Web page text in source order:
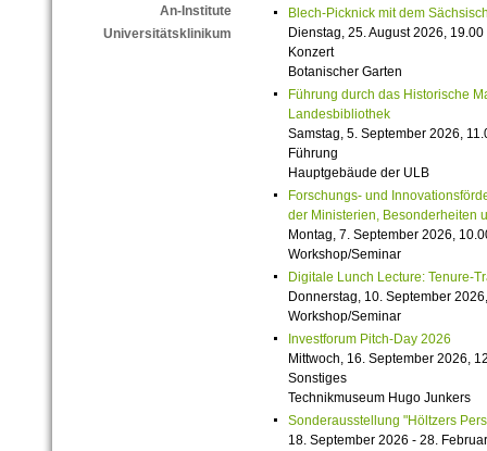
An-Institute
Universitätsklinikum
Blech-Picknick mit dem
Dienstag, 25. August 2026,
Konzert
Botanischer Garten
Führung durch das Historische
Landesbibliothek
Samstag, 5. September 2026,
Führung
Hauptgebäude der ULB
Forschungs- und
der Ministerien, Besonderheiten
Montag, 7. September 2026,
Workshop/Seminar
Digitale Lunch Lecture: Tenure-
Donnerstag, 10. September
Workshop/Seminar
Investforum Pitch-Day 2026
Mittwoch, 16. September 2026,
Sonstiges
Technikmuseum Hugo Junkers
Sonderausstellung "Höltzers
18. September 2026 - 28.